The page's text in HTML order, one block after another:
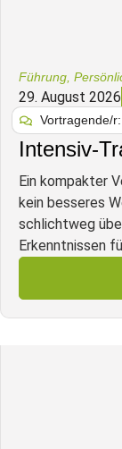
Führung
29. August 2026
Vortragende/
Intensiv-
Ein kompakter
kein besseres
schlichtweg
Erkenntnissen